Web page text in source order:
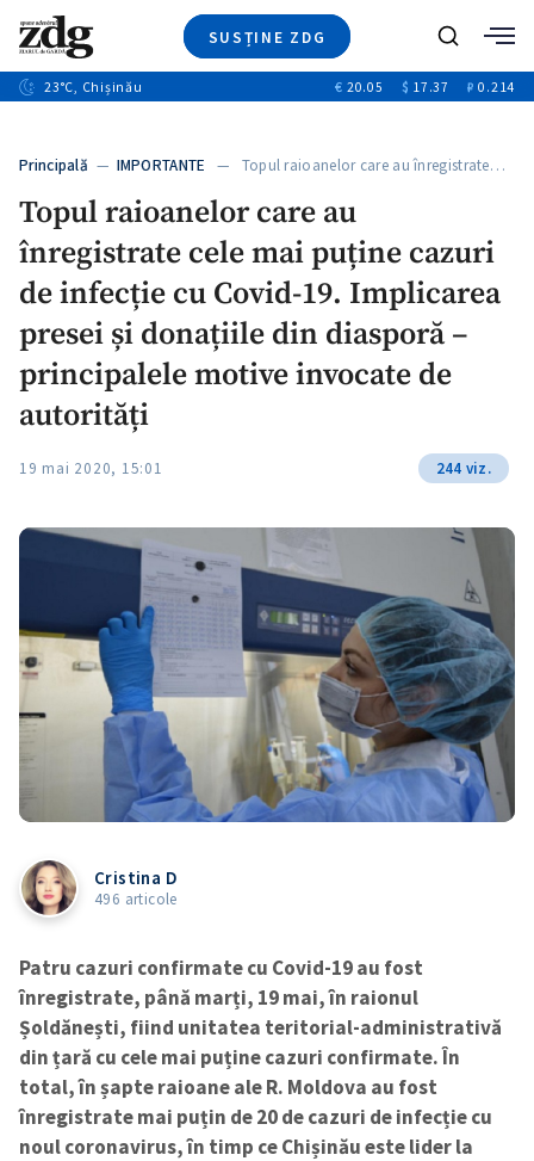
SUSȚINE ZDG
Ştiri
+13
Video
Special
Blog
Caută
23°C, Chișinău € 20.05 $ 17.37 ₽ 0.214
Principală — IMPORTANTE — Topul raioanelor care au înregistrate…
Topul raioanelor care au
înregistrate cele mai puține cazuri
de infecție cu Covid-19. Implicarea
presei și donațiile din diasporă –
principalele motive invocate de
autorități
19 mai 2020, 15:01 244 viz.
Cristina D
496 articole
Patru cazuri confirmate cu Covid-19 au fost
înregistrate, până marți, 19 mai, în raionul
Șoldănești, fiind unitatea teritorial-administrativă
din țară cu cele mai puține cazuri confirmate. În
total, în șapte raioane ale R. Moldova au fost
înregistrate mai puțin de 20 de cazuri de infecție cu
noul coronavirus, în timp ce Chișinău este lider la